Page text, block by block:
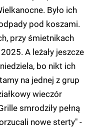
Było ich
pod koszami.
przy śmietnikach
A leżały jeszcze
bo nikt ich
na jednej z grup
wieczór
smrodziły pełną
nowe sterty" -